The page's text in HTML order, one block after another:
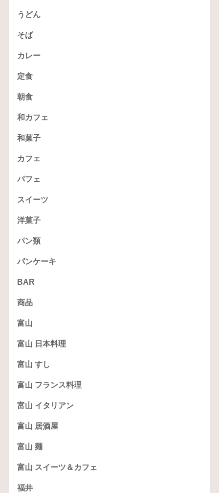
うどん
そば
カレー
定食
朝食
和カフェ
和菓子
カフェ
パフェ
スイーツ
洋菓子
パン類
パンケーキ
BAR
商品
富山
富山 日本料理
富山 すし
富山 フランス料理
富山 イタリアン
富山 居酒屋
富山 麺
富山 スイーツ＆カフェ
福井